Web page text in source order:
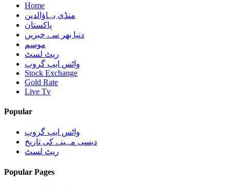
Home
منڈی بہاؤالدین
پاکستان
دنیا بھر سے خبریں
موسم
ریٹ لسٹ
واٹس ایپ گروپ
Stock Exchange
Gold Rate
Live Tv
Popular
واٹس ایپ گروپ
دیسی مہینے کی تاریخ
ریٹ لسٹ
Popular Pages